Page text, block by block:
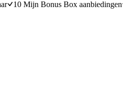
10 Mijn Bonus Box aanbiedingen